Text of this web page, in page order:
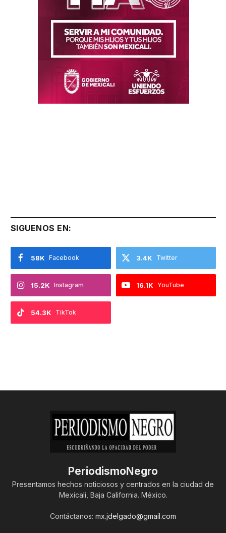
SIGUENOS EN:
Facebook
58K Twitter
3.4K
Instagram
15.2K YouTube
16.1K
TikTok
54.3K
PeriodismoNegro
Presentamos hechos noticiosos y centrados en la ciudad de
Mexicali, Baja California. México.
Contáctanos: mx.jdelgado@gmail.com